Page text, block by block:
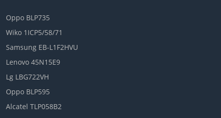
Oppo BLP735
Wiko 1ICP5/58/71
Samsung EB-L1F2HVU
Lenovo 45N15E9
Lg LBG722VH
Oppo BLP595
Alcatel TLP058B2